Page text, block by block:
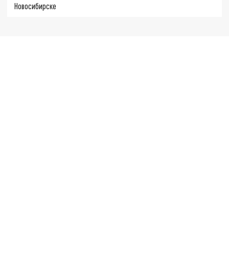
Новосибирске